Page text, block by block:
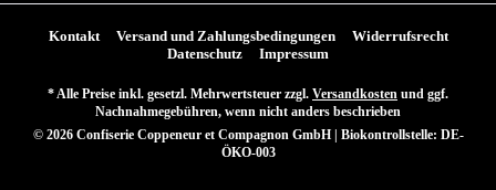
Kontakt Versand und Zahlungsbedingungen
Widerrufsrecht
Datenschutz
Impressum
* Alle Preise inkl. gesetzl. Mehrwertsteuer zzgl. Versandkosten und ggf.
Nachnahmegebühren, wenn nicht anders beschrieben
© 2026 Confiserie Coppeneur et Compagnon GmbH | Biokontrollstelle: DE-
ÖKO-003